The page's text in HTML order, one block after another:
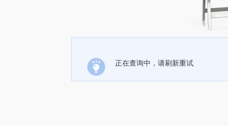
正在查询中，请刷新重试